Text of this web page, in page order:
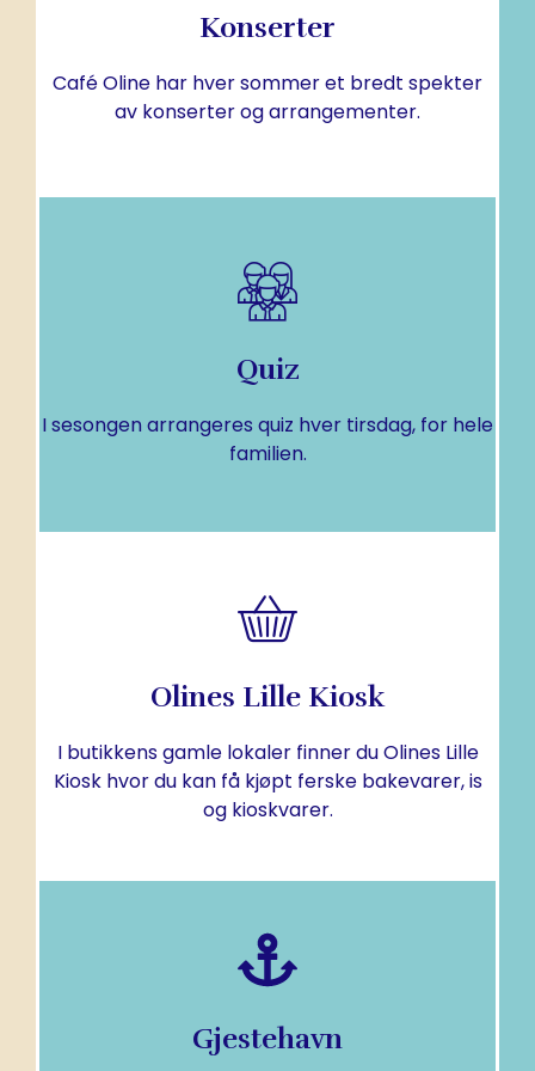
Konserter
Café Oline har hver sommer et bredt spekter
av konserter og arrangementer.
Konserter
kvalitet i ulike sjangre.
Quiz
I sesongen arrangeres quiz hver tirsdag, for hele
familien.
Quiz
Hver tirsdag fra 23.juni
MER INFO
Olines Lille Kiosk
I butikkens gamle lokaler finner du Olines Lille
Kiosk hvor du kan få kjøpt ferske bakevarer, is
og kioskvarer.
Åpent hele sommeren.
Gjestehavn
finne riktig plass til din båt.
FINN UT MER